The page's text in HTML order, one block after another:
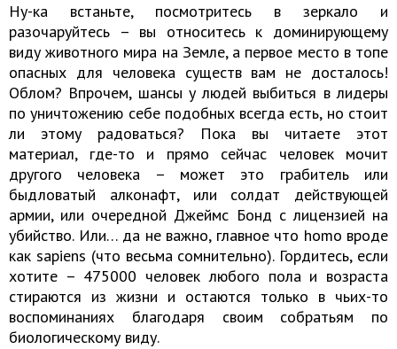
Ну-ка встаньте, посмотритесь в зеркало и
разочаруйтесь – вы относитесь к доминирующему
виду животного мира на Земле, а первое место в топе
опасных для человека существ вам не досталось!
Облом? Впрочем, шансы у людей выбиться в лидеры
по уничтожению себе подобных всегда есть, но стоит
ли этому радоваться? Пока вы читаете этот
материал, где-то и прямо сейчас человек мочит
другого человека – может это грабитель или
быдловатый алконафт, или солдат действующей
армии, или очередной Джеймс Бонд с лицензией на
убийство. Или… да не важно, главное что homo вроде
как sapiens (что весьма сомнительно). Гордитесь, если
хотите – 475000 человек любого пола и возраста
стираются из жизни и остаются только в чьих-то
воспоминаниях благодаря своим собратьям по
биологическому виду.